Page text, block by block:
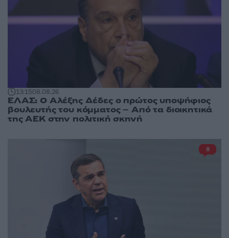
13:1508.08.26
ΕΛΑΣ: Ο Αλέξης Δέδες ο πρώτος υποψήφιος
βουλευτής του κόμματος – Από τα διοικητικά
της ΑΕΚ στην πολιτική σκηνή
8